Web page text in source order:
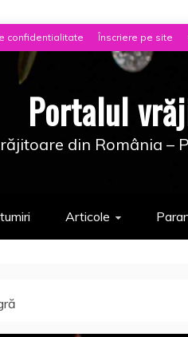
confidentialitate Înscriere pe site
Portalul
din România –
Articole